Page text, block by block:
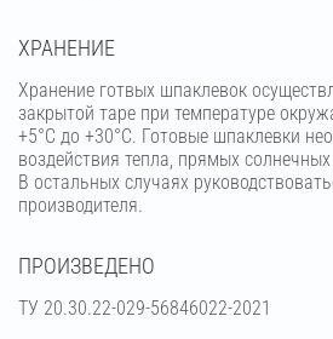
ХРАНЕНИЕ
Хранение готвых шпаклевок
закрытой таре при температуре
+5°С до +30°С. Готовые шпаклевки
воздействия тепла, прямых
В остальных случаях
производителя.
ПРОИЗВЕДЕНО
ТУ 20.30.22-029-56846022-2021